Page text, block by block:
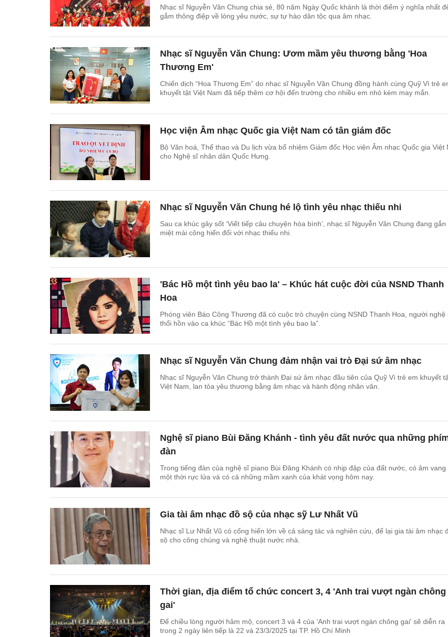
Nhạc sĩ Nguyễn Văn Chung chia sẻ, 80 năm Ngày Quốc khánh là thời điểm ý nghĩa nhất
gắm thông điệp về lòng yêu nước, sự tự hào dân tộc qua âm nhạc.
Nhạc sĩ Nguyễn Văn Chung: Ươm mầm yêu thương bằng 'Hoa
Thương Em'
Chiến dịch “Hoa Thương Em” do nhạc sĩ Nguyễn Văn Chung đồng hành cùng Quỹ Vì trẻ
khuyết tật Việt Nam đã tiếp thêm cơ hội đến trường cho nhiều em nhỏ kém may mắn.
Học viện Âm nhạc Quốc gia Việt Nam có tân giám đốc
Bộ Văn hoá, Thể thao và Du lịch vừa bổ nhiệm Giám đốc Học viện Âm nhạc Quốc gia Việt
cho Nghệ sĩ nhân dân Quốc Hưng.
Nhạc sĩ Nguyễn Văn Chung hé lộ tình yêu nhạc thiếu nhi
Sau ca khúc gây sốt ‘Viết tiếp câu chuyện hòa bình’, nhạc sĩ Nguyễn Văn Chung đang gắn
miệt mài công hiến đối với nhạc thiếu nhi.
'Bác Hồ một tình yêu bao la' – Khúc hát cuộc đời của NSND Thanh
Hoa
Phóng viên Báo Công Thương đã có cuộc trò chuyện cùng NSND Thanh Hoa, người nghệ
thổi hồn vào ca khúc “Bác Hồ một tình yêu bao la”.
Nhạc sĩ Nguyễn Văn Chung đảm nhận vai trò Đại sứ âm nhạc
Nhạc sĩ Nguyễn Văn Chung trở thành Đại sứ âm nhạc đầu tiên của Quỹ Vì trẻ em khuyết
Việt Nam, lan tỏa yêu thương bằng âm nhạc và hành động nhân văn.
Nghệ sĩ piano Bùi Đăng Khánh - tình yêu đất nước qua những
đàn
Trong tiếng đàn của nghệ sĩ piano Bùi Đăng Khánh có nhịp đập của đất nước, có âm vang
một thời rực lửa và có cả những mầm xanh của khát vọng hôm nay.
Gia tài âm nhạc đồ sộ của nhạc sỹ Lư Nhất Vũ
Nhạc sĩ Lư Nhất Vũ có cống hiến lớn về cả sáng tác và nghiên cứu, để lại gia tài âm nhạc
sộ cho công chúng và nghệ thuật nước nhà.
Thời gian, địa điểm tổ chức concert 3, 4 'Anh trai vượt ngàn chông
gai'
Để chiều lòng người hâm mộ, concert 3 và 4 của 'Anh trai vượt ngàn chông gai' sẽ diễn ra
trong 2 ngày liên tiếp là 22 và 23/3/2025 tại TP. Hồ Chí Minh